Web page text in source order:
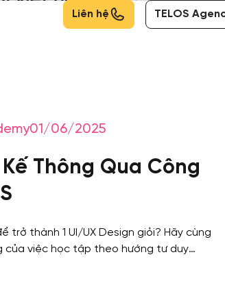
Liên hệ TELOS
01/06/2025
Thông Qua Công
trở thành 1 UI/UX Design giỏi? Hãy cùng
của việc học tập theo hướng tư duy